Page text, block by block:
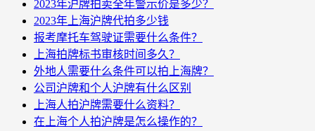
2023年沪牌拍卖全年警示价是多少？
2023年上海沪牌代拍多少钱
报考摩托车驾驶证需要什么条件？
上海拍牌标书审核时间多久？
外地人需要什么条件可以拍上海牌？
公司沪牌和个人沪牌有什么区别
上海人拍沪牌需要什么资料？
在上海个人拍沪牌是怎么操作的？